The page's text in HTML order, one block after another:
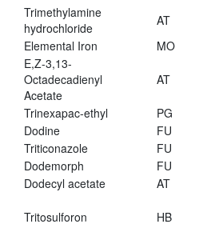
Trimethylamine
hydrochloride
AT
Elemental Iron
MO
E,Z-3,13-
Octadecadienyl
Acetate
AT
Trinexapac-ethyl PG
Dodine
FU
Triticonazole
FU
Dodemorph
FU
Dodecyl acetate
AT
Tritosulforon HB